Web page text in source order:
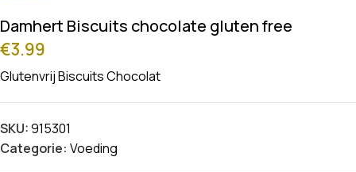
Damhert Biscuits chocolate gluten free
€3.99
Glutenvrij Biscuits Chocolat
SKU:915301
Categorie: Voeding